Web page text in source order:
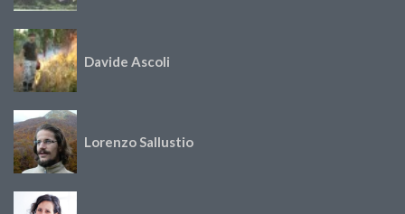
Davide Ascoli
Lorenzo Sallustio